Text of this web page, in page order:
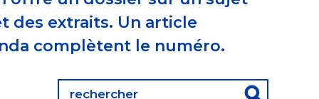
extraits. Un article
complètent le numéro.